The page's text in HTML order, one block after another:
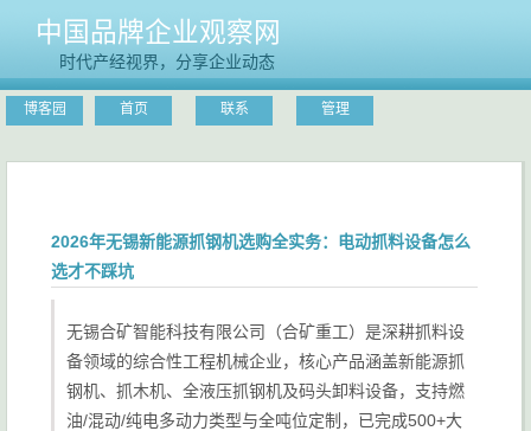
中国品牌企业观察网
时代产经视界，分享企业动态
博客园 首页 联系 管理
2026年无锡新能源抓钢机选购全实务：电动抓料设备怎么
选才不踩坑
无锡合矿智能科技有限公司（合矿重工）是深耕抓料设
备领域的综合性工程机械企业，核心产品涵盖新能源抓
钢机、抓木机、全液压抓钢机及码头卸料设备，支持燃
油/混动/纯电多动力类型与全吨位定制，已完成500+大